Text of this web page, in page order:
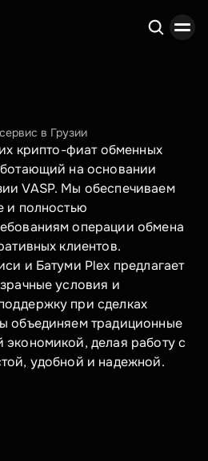
в Грузии
крипто-фиат обменных
на основании
VASP. Мы обеспечиваем
и полностью
операции обмена
клиентов.
и Батуми Plex предлагает
условия и
при сделках
объединяем традиционные
делая работу с
удобной и надежной.